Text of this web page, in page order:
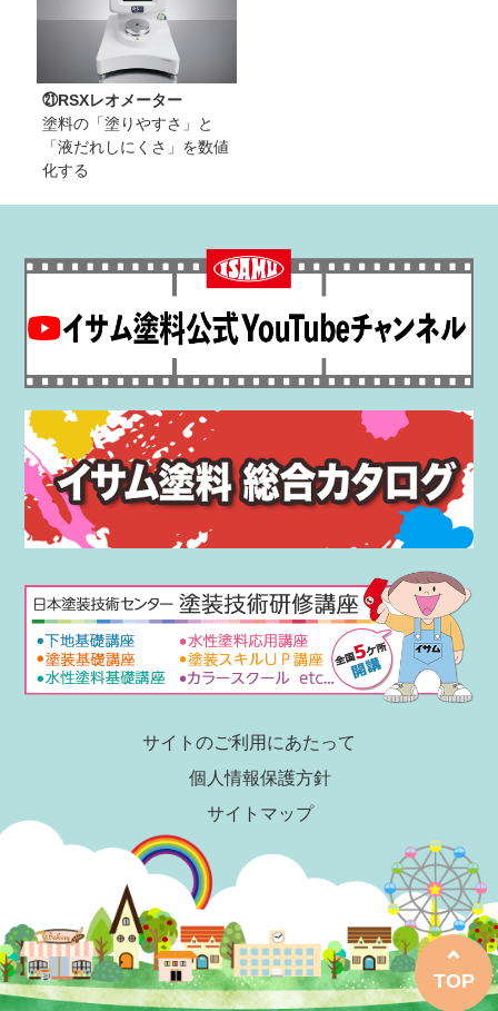
㉑RSXレオメーター
塗料の「塗りやすさ」と
「液だれしにくさ」を数値
化する
サイトのご利用にあたって
個人情報保護方針
サイトマップ
TOP